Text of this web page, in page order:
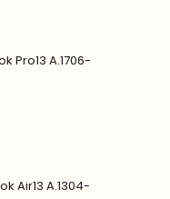
Pro13 A.1706-
Air13 A.1304-